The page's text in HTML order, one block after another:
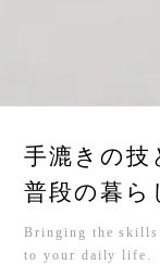
手漉きの技
普段の暮ら
Bringing the skills
to your daily life.